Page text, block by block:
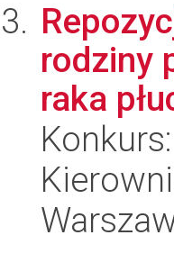
rodziny
raka
Konkurs: